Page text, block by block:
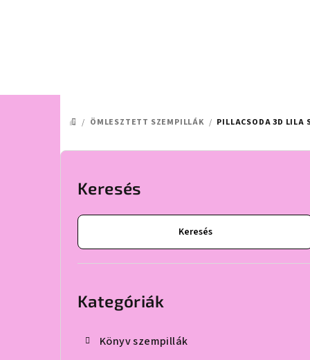
KEZDŐLAP
/ ÖMLESZTETT SZEMPILLÁK / PILLACSODA 3D LILA
O
Keresés
Keresés
Kategóriák
Könyv szempillák